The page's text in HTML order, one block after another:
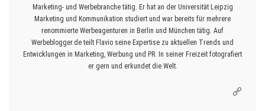
Marketing- und Werbebranche tätig. Er hat an der Universität Leipzig
Marketing und Kommunikation studiert und war bereits für mehrere
renommierte Werbeagenturen in Berlin und München tätig. Auf
Werbeblogger.de teilt Flavio seine Expertise zu aktuellen Trends und
Entwicklungen in Marketing, Werbung und PR. In seiner Freizeit fotografiert
er gern und erkundet die Welt.